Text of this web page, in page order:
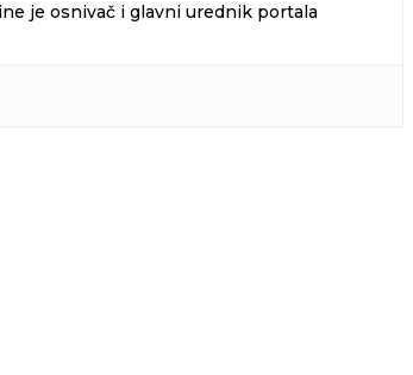
je osnivač i glavni urednik portala